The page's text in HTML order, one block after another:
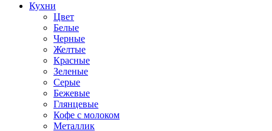
Кухни
Цвет
Белые
Черные
Желтые
Красные
Зеленые
Серые
Бежевые
Глянцевые
Кофе с молоком
Металлик